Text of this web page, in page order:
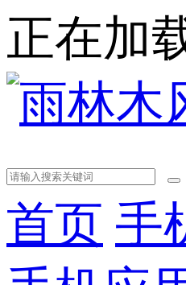
正在加
首页 手